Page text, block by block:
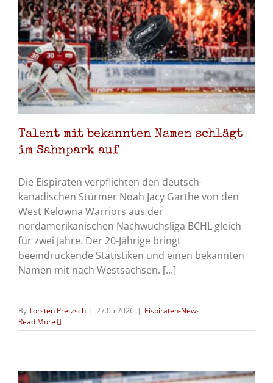
Talent mit bekannten Namen schlägt
im Sahnpark auf
Die Eispiraten verpflichten den deutsch-
kanadischen Stürmer Noah Jacy Garthe von den
West Kelowna Warriors aus der
nordamerikanischen Nachwuchsliga BCHL gleich
für zwei Jahre. Der 20-Jährige bringt
beeindruckende Statistiken und einen bekannten
Namen mit nach Westsachsen. [...]
ByTorsten Pretzsch | 27.05.2026 | Eispiraten-News
Read More